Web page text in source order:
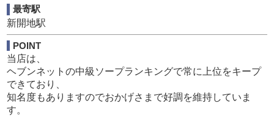
お顔が見れない接客になる為の配慮をお願いします
★店内の清掃（主に契約専門の清掃スタッフが行います）
閉店後に店内の整理・清掃を行って頂きます。
――――――――――――――――――――――――――
――
《業務に慣れてきたらお任せするお仕事》
最寄駅
新開地駅
POINT
当店は、
ヘブンネットの中級ソープランキングで常に上位をキープ
できており、
知名度もありますのでおかげさまで好調を維持していま
す。